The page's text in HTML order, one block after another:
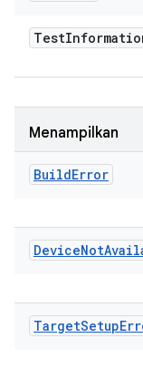
Test
Menampilkan
BuildError
DeviceNot
TargetSetup